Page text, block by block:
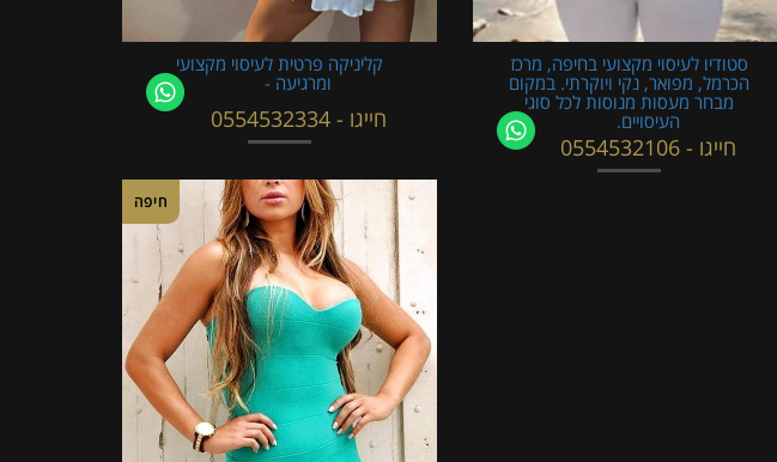
סטודיו לעיסוי מקצועי בחיפה, מרכז
הכרמל, מפואר, נקי ויוקרתי. במקום
מבחר מעסות מנוסות לכל סוגי
העיסויים.
חייגו - 0554532106
קליניקה פרטית לעיסוי מקצועי
ומרגיעה -
חייגו - 0554532334
חיפה